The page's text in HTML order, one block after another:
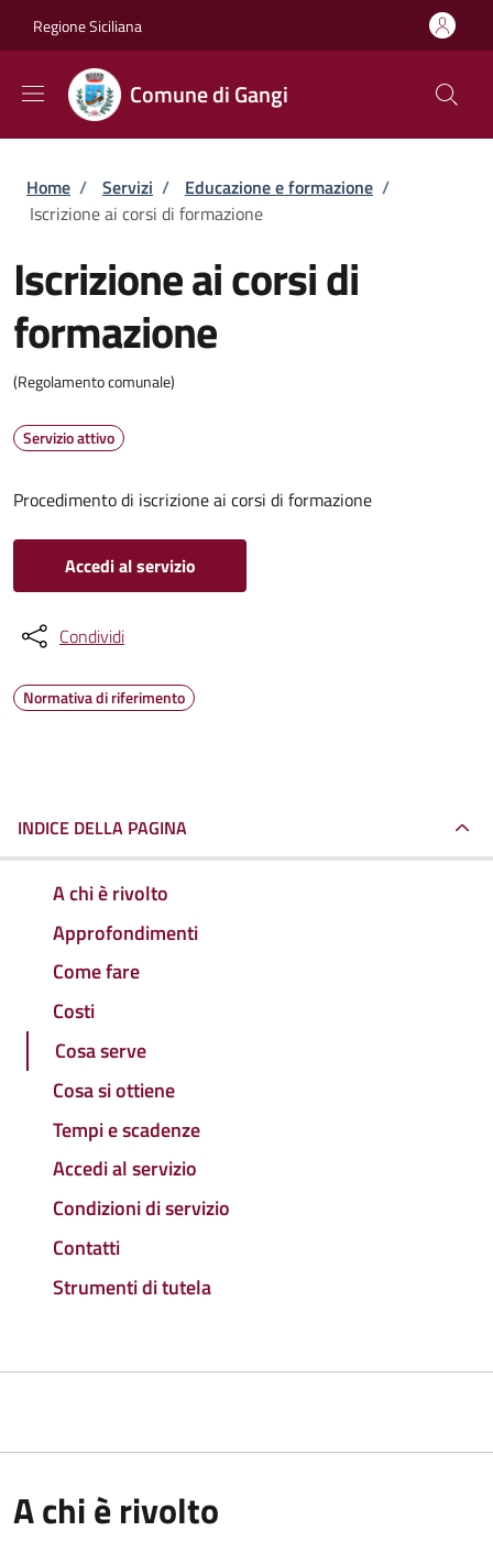
Regione Siciliana
Comune di Gangi
Briciole di pane
Home / Servizi / Educazione e formazione /
Iscrizione ai corsi di formazione
Iscrizione ai corsi di
formazione
(Regolamento comunale)
Servizio attivo
Procedimento di iscrizione ai corsi di formazione
Accedi al servizio
Condividi
Normativa di riferimento
INDICE DELLA PAGINA
A chi è rivolto
Approfondimenti
Come fare
Costi
Cosa serve
Cosa si ottiene
Tempi e scadenze
Accedi al servizio
Condizioni di servizio
Contatti
Strumenti di tutela
A chi è rivolto